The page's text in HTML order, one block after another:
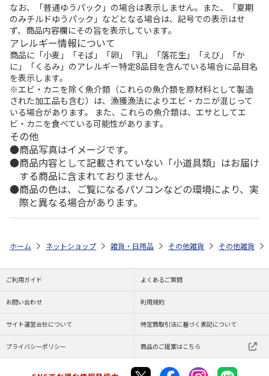
なお、「普通ゆうパック」の場合は表示しません。また、「夏期
のみチルドゆうパック」などとなる場合は、記号での表示はせ
ず、商品内容欄にその旨を表示しています。
アレルギー情報について
商品に「小麦」「そば」「卵」「乳」「落花生」「えび」「か
に」「くるみ」のアレルギー特定8品目を含んでいる場合に品目名
を表示します。
※エビ・カニを除く魚介類（これらの魚介類を原材料として製造
された加工品も含む）は、漁獲漁法によりエビ・カニが混じって
いる場合があります。 また、これらの魚介類は、エサとしてエ
ビ・カニを食べている可能性があります。
その他
商品写真はイメージです。
商品内容として記載されていない「小道具類」はお届け
する商品に含まれておりません。
商品の色は、ご覧になるパソコンなどの環境により、実
際と異なる場合があります。
ホーム ネットショップ 雑貨・日用品 その他雑貨 その他雑貨
ご利用ガイド よくあるご質問
お問い合わせ 利用規約
サイト運営会社について 特定商取引法に基づく表記について
プライバシーポリシー 商品のご提案はこちら